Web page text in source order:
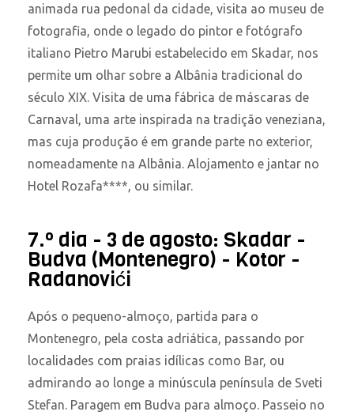
animada rua pedonal da cidade, visita ao museu de
fotografia, onde o legado do pintor e fotógrafo
italiano Pietro Marubi estabelecido em Skadar, nos
permite um olhar sobre a Albânia tradicional do
século XIX. Visita de uma fábrica de máscaras de
Carnaval, uma arte inspirada na tradição veneziana,
mas cuja produção é em grande parte no exterior,
nomeadamente na Albânia. Alojamento e jantar no
Hotel Rozafa****, ou similar.
7.º dia - 3 de agosto: Skadar -
Budva (Montenegro) - Kotor -
Radanovići
Após o pequeno-almoço, partida para o
Montenegro, pela costa adriática, passando por
localidades com praias idílicas como Bar, ou
admirando ao longe a minúscula península de Sveti
Stefan. Paragem em Budva para almoço. Passeio no